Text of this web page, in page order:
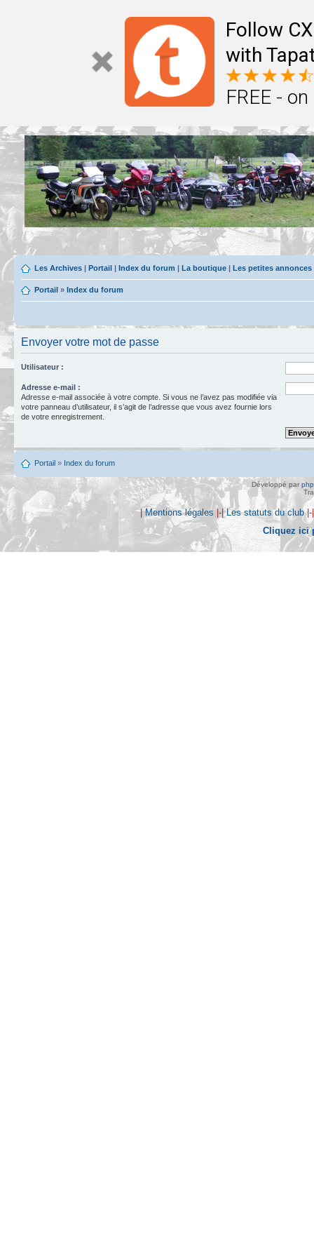
Follow
with
FREE -
Les Archives | Portail | Index du forum | La boutique | Les petites
Portail » Index du forum
Envoyer votre mot de passe
Utilisateur :
Adresse e-mail :
Adresse e-mail associée à votre compte. Si vous ne l’avez pas modifiée via
votre panneau d’utilisateur, il s’agit de l’adresse que vous avez fournie lors
de votre enregistrement.
Portail » Index du forum
Développé par
|Mentions légales|-| Les statuts du club
Cliquez ici